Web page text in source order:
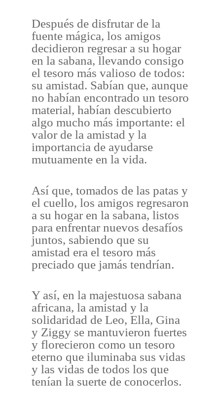
Después de disfrutar de la
fuente mágica, los amigos
decidieron regresar a su hogar
en la sabana, llevando consigo
el tesoro más valioso de todos:
su amistad. Sabían que, aunque
no habían encontrado un tesoro
material, habían descubierto
algo mucho más importante: el
valor de la amistad y la
importancia de ayudarse
mutuamente en la vida.
Así que, tomados de las patas y
el cuello, los amigos regresaron
a su hogar en la sabana, listos
para enfrentar nuevos desafíos
juntos, sabiendo que su
amistad era el tesoro más
preciado que jamás tendrían.
Y así, en la majestuosa sabana
africana, la amistad y la
solidaridad de Leo, Ella, Gina
y Ziggy se mantuvieron fuertes
y florecieron como un tesoro
eterno que iluminaba sus vidas
y las vidas de todos los que
tenían la suerte de conocerlos.